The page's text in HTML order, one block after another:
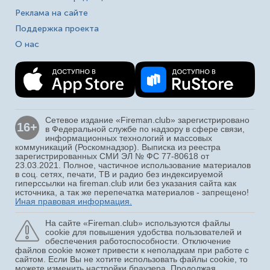
Реклама на сайте
Поддержка проекта
О нас
16+
Сетевое издание «Fireman.club» зарегистрировано
в Федеральной службе по надзору в сфере связи,
информационных технологий и массовых
коммуникаций (Роскомнадзор). Выписка из реестра
зарегистрированных СМИ ЭЛ № ФС 77-80618 от
23.03.2021. Полное, частичное использование материалов
в соц. сетях, печати, ТВ и радио без индексируемой
гиперссылки на fireman.club или без указания сайта как
источника, а так же перепечатка материалов - запрещено!
Иная правовая информация.
На сайте «Fireman.club» используются файлы
cookie для повышения удобства пользователей и
обеспечения работоспособности. Отключение
файлов cookie может привести к неполадкам при работе с
сайтом. Если Вы не хотите использовать файлы cookie, то
можете изменить настройки браузера. Продолжая